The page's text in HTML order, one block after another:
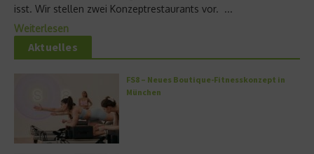
isst. Wir stellen zwei Konzeptrestaurants vor. ...
Weiterlesen
Aktuelles
FS8 – Neues Boutique-Fitnesskonzept in
München